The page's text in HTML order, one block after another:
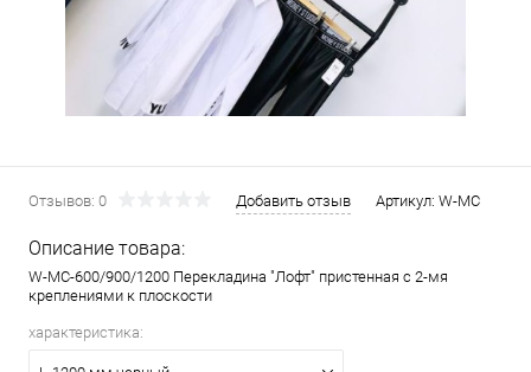
Отзывов: 0 Добавить отзыв Артикул: W-MC
Описание товара:
W-MC-600/900/1200 Перекладина "Лофт" пристенная с 2-мя
креплениями к плоскости
характеристика: